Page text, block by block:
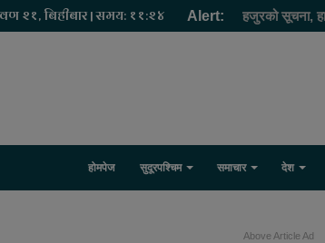
२१, बिहीबार | समय: ११:२४ Alert: हजुरको सूचना,
होमपेज सुदूरपश्चिम समाचार देश
Above Article Ad